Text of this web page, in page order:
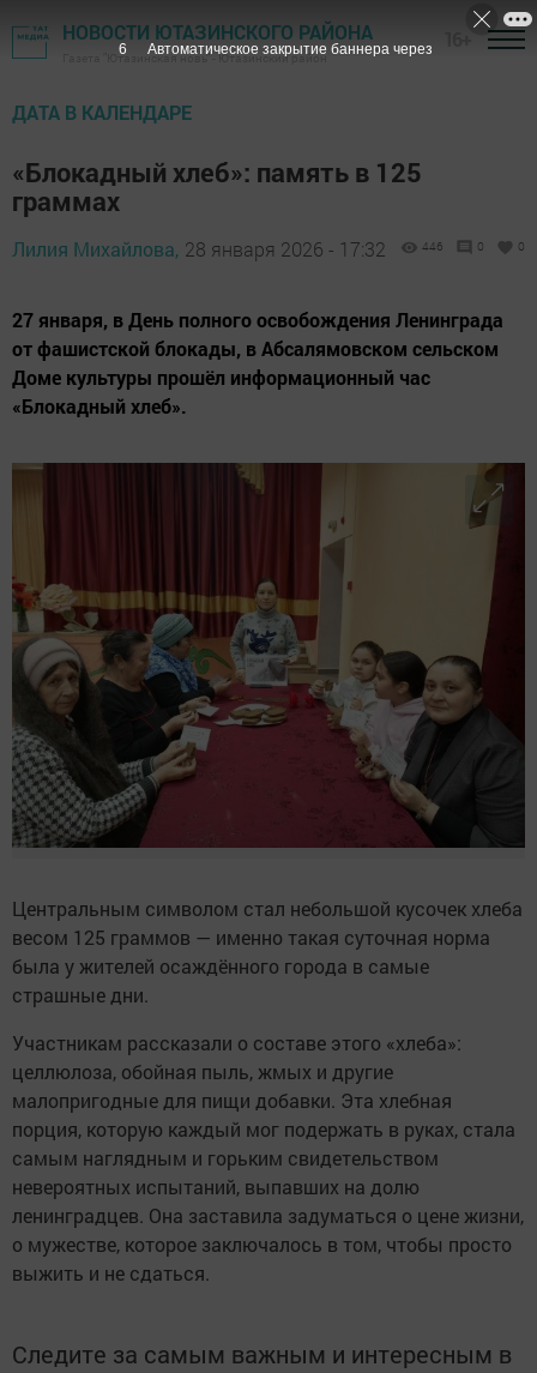
НОВОСТИ ЮТАЗИНСКОГО РАЙОНА
Газета "Ютазинская новь" - Ютазинский район
ДАТА В КАЛЕНДАРЕ
«Блокадный хлеб»: память в 125
граммах
Лилия Михайлова, 28 января 2026 - 17:32 446 0 0
27 января, в День полного освобождения Ленинграда
от фашистской блокады, в Абсалямовском сельском
Доме культуры прошёл информационный час
«Блокадный хлеб».
Центральным символом стал небольшой кусочек хлеба
весом 125 граммов — именно такая суточная норма
была у жителей осаждённого города в самые
страшные дни.
Участникам рассказали о составе этого «хлеба»:
целлюлоза, обойная пыль, жмых и другие
малопригодные для пищи добавки. Эта хлебная
порция, которую каждый мог подержать в руках, стала
самым наглядным и горьким свидетельством
невероятных испытаний, выпавших на долю
ленинградцев. Она заставила задуматься о цене жизни,
о мужестве, которое заключалось в том, чтобы просто
выжить и не сдаться.
Следите за самым важным и интересным в
5 Автоматическое закрытие баннера через